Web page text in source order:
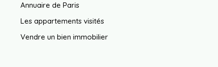
Annuaire de Paris
Les appartements visités
Vendre un bien immobilier